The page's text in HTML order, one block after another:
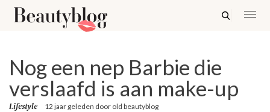
Nog een nep Barbie die
verslaafd is aan make-up
Lifestyle 12 jaar geleden door old beautyblog